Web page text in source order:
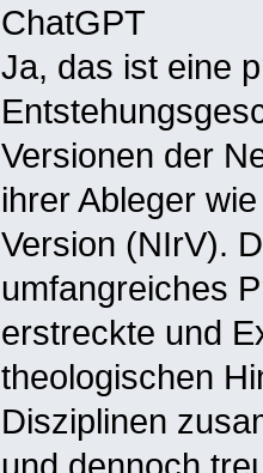
ChatGPT
Ja, das ist eine
Versionen der
ihrer Ableger
Version (NIrV).
umfangreiches
erstreckte und
theologischen
Disziplinen